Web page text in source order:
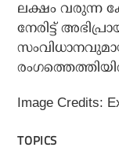
ലക്ഷം വരുന്ന
നേരിട്ട്
Image Credits:
TOPICS